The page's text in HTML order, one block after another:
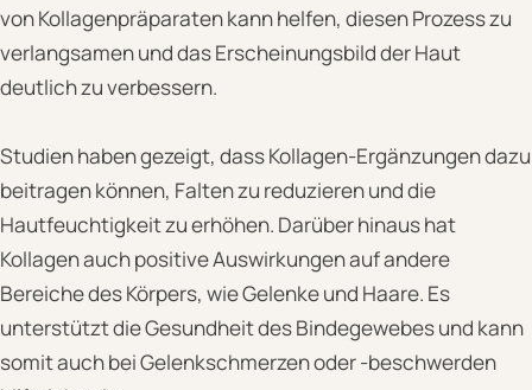
von Kollagenpräparaten kann helfen, diesen Prozess zu
verlangsamen und das Erscheinungsbild der Haut
deutlich zu verbessern.
Studien haben gezeigt, dass Kollagen-Ergänzungen dazu
beitragen können, Falten zu reduzieren und die
Hautfeuchtigkeit zu erhöhen. Darüber hinaus hat
Kollagen auch positive Auswirkungen auf andere
Bereiche des Körpers, wie Gelenke und Haare. Es
unterstützt die Gesundheit des Bindegewebes und kann
somit auch bei Gelenkschmerzen oder -beschwerden